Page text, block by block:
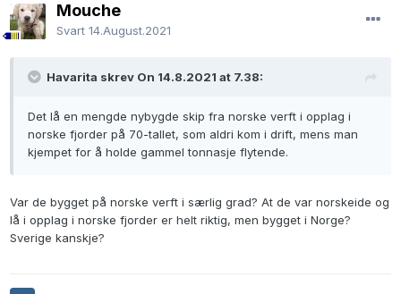
Mouche
Svart 14.August.2021
Havarita skrev On 14.8.2021 at 7.38:
Det lå en mengde nybygde skip fra norske verft i opplag i
norske fjorder på 70-tallet, som aldri kom i drift, mens man
kjempet for å holde gammel tonnasje flytende.
Var de bygget på norske verft i særlig grad? At de var norskeide og
lå i opplag i norske fjorder er helt riktig, men bygget i Norge?
Sverige kanskje?